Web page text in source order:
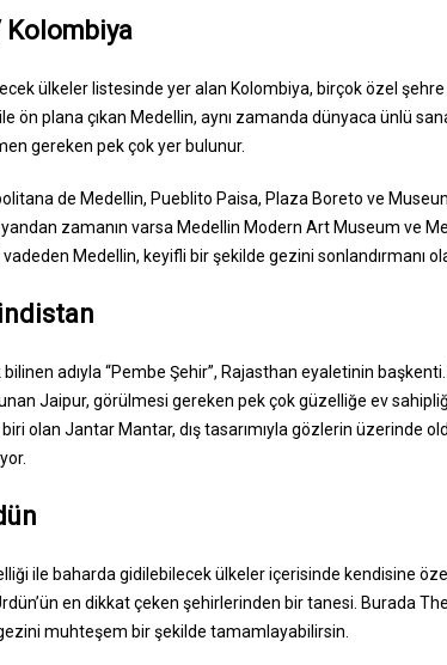
ülkeler listesinde yer alan Kolombiya, birçok özel
ön plana çıkan Medellin, aynı zamanda dünyaca ünlü
gereken pek çok yer bulunur.
de Medellin, Pueblito Paisa, Plaza Boreto ve
yandan zamanın varsa Medellin Modern Art Museum ve
Medellin, keyifli bir şekilde gezini sonlandırmanı
adıyla “Pembe Şehir”, Rajasthan eyaletinin
Jaipur, görülmesi gereken pek çok güzelliğe ev
olan Jantar Mantar, dış tasarımıyla gözlerin üzerinde
ile baharda gidilebilecek ülkeler içerisinde kendisine
en dikkat çeken şehirlerinden bir tanesi. Burada
muhteşem bir şekilde tamamlayabilirsin.